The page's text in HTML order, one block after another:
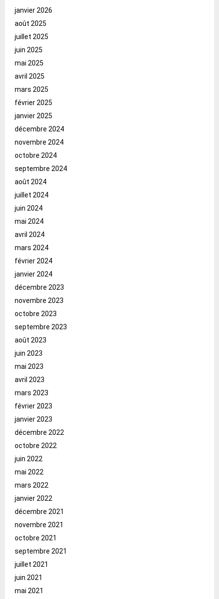
janvier 2026
août 2025
juillet 2025
juin 2025
mai 2025
avril 2025
mars 2025
février 2025
janvier 2025
décembre 2024
novembre 2024
octobre 2024
septembre 2024
août 2024
juillet 2024
juin 2024
mai 2024
avril 2024
mars 2024
février 2024
janvier 2024
décembre 2023
novembre 2023
octobre 2023
septembre 2023
août 2023
juin 2023
mai 2023
avril 2023
mars 2023
février 2023
janvier 2023
décembre 2022
octobre 2022
juin 2022
mai 2022
mars 2022
janvier 2022
décembre 2021
novembre 2021
octobre 2021
septembre 2021
juillet 2021
juin 2021
mai 2021